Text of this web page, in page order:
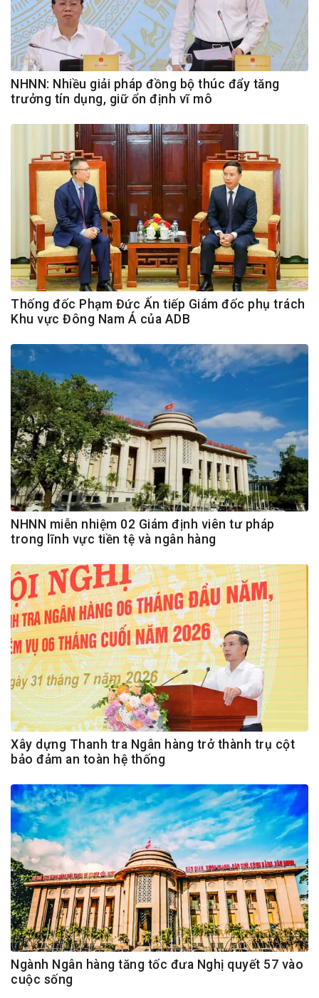
NHNN: Nhiều giải pháp đồng bộ thúc đẩy tăng
trưởng tín dụng, giữ ổn định vĩ mô
Thống đốc Phạm Đức Ấn tiếp Giám đốc phụ trách
Khu vực Đông Nam Á của ADB
NHNN miễn nhiệm 02 Giám định viên tư pháp
trong lĩnh vực tiền tệ và ngân hàng
Xây dựng Thanh tra Ngân hàng trở thành trụ cột
bảo đảm an toàn hệ thống
Ngành Ngân hàng tăng tốc đưa Nghị quyết 57 vào
cuộc sống